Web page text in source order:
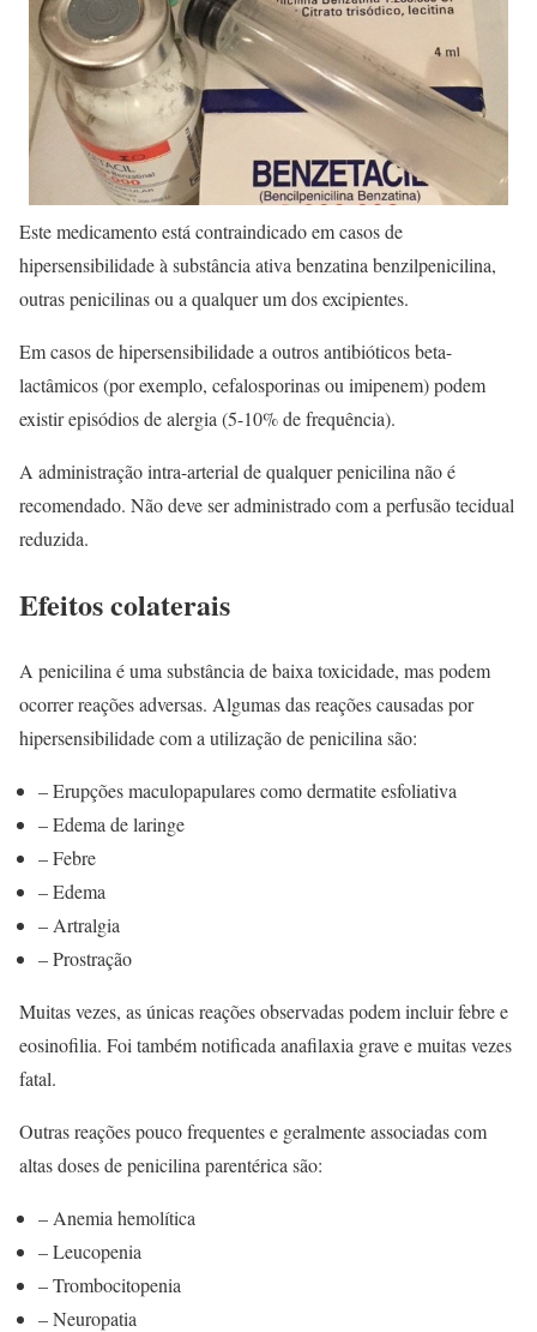
Este medicamento está contraindicado em casos de
hipersensibilidade à substância ativa benzatina benzilpenicilina,
outras penicilinas ou a qualquer um dos excipientes.
Em casos de hipersensibilidade a outros antibióticos beta-
lactâmicos (por exemplo, cefalosporinas ou imipenem) podem
existir episódios de alergia (5-10% de frequência).
A administração intra-arterial de qualquer penicilina não é
recomendado. Não deve ser administrado com a perfusão tecidual
reduzida.
Efeitos colaterais
A penicilina é uma substância de baixa toxicidade, mas podem
ocorrer reações adversas. Algumas das reações causadas por
hipersensibilidade com a utilização de penicilina são:
– Erupções maculopapulares como dermatite esfoliativa
– Edema de laringe
– Febre
– Edema
– Artralgia
– Prostração
Muitas vezes, as únicas reações observadas podem incluir febre e
eosinofilia. Foi também notificada anafilaxia grave e muitas vezes
fatal.
Outras reações pouco frequentes e geralmente associadas com
altas doses de penicilina parentérica são:
– Anemia hemolítica
– Leucopenia
– Trombocitopenia
– Neuropatia